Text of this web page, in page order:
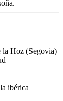
la Hoz (Segovia)
ibérica